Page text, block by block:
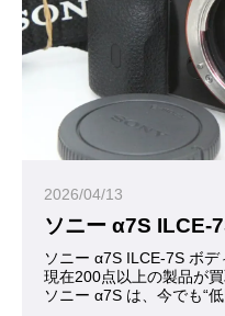
2026/04/13
ソニー α7S ILCE-
ソニー α7S ILCE-7S ボ
現在200点以上の製品が
ソニー α7S は、今でも“